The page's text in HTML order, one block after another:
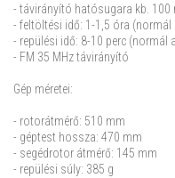
- távirányító hatósugara kb. 100
- feltöltési idő: 1-1,5 óra (normál
- repülési idő: 8-10 perc (normál
- FM 35 MHz távirányító
Gép méretei:
- rotorátmérő: 510 mm
- géptest hossza: 470 mm
- segédrotor átmérő: 145 mm
- repülési súly: 385 g